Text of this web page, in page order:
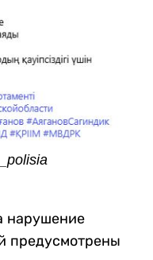
нарушение
предусмотрены